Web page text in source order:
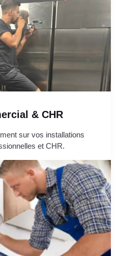
& CHR
sur vos installations
et CHR.